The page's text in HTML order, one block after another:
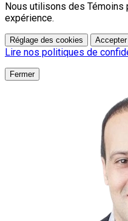
Nous utilisons des Témoins
expérience.
Réglage des cookies
Lire nos politiques de
Fermer